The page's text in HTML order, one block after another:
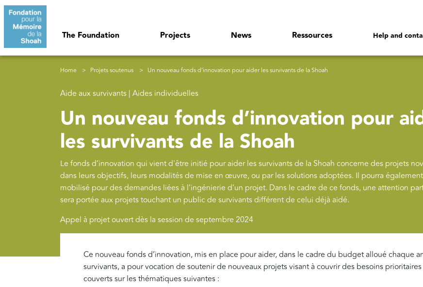
Skip to main content
The Foundation Projects News Ressources Help and
Breadcrumb
Home Projets soutenus Un nouveau fonds d’innovation pour aider les survivants de la Shoah
Aide aux survivants | Aides individuelles
Un nouveau fonds d’innovation pour
les survivants de la Shoah
Le fonds d’innovation qui vient d'être initié pour aider les survivants de la Shoah concerne des projets
dans leurs objectifs, leurs modalités de mise en œuvre, ou par les solutions adoptées. Il pourra
mobilisé pour des demandes liées à l’ingénierie d’un projet. Dans le cadre de ce fonds, une attention
sera portée aux projets touchant un public de survivants différent de celui déjà aidé.
Appel à projet ouvert dès la session de septembre 2024
Ce nouveau fonds d’innovation, mis en place pour aider, dans le cadre du budget alloué chaque
survivants, a pour vocation de soutenir de nouveaux projets visant à couvrir des besoins
couverts sur les thématiques suivantes :